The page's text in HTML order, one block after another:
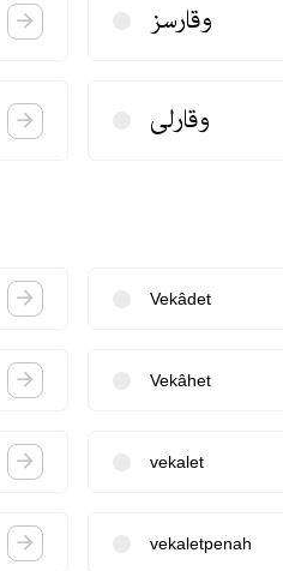
وقارسز
وقارلی
Vekâdet
Vekâhet
vekalet
vekaletpenah